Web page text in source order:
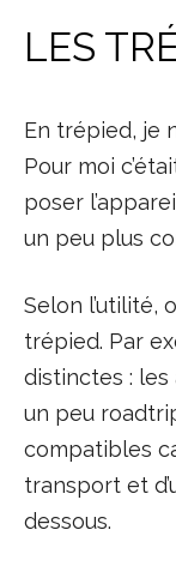
LES
En trépied, je
Pour moi
poser
un peu plus
Selon l’utilité,
trépied. Par
distinctes :
un peu
compatibles
transport et
dessous.